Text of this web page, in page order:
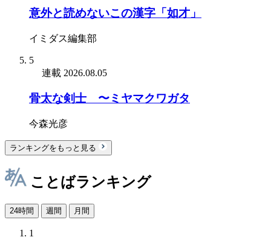
意外と読めないこの漢字「如才」
イミダス編集部
5
連載 2026.08.05
骨太な剣士 〜ミヤマクワガタ
今森光彦
ランキングをもっと見る
ことばランキング
24時間 週間 月間
1